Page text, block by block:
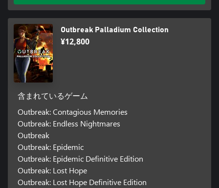
Outbreak Palladium Collection
¥12,800
含まれているゲーム
Outbreak: Contagious Memories
Outbreak: Endless Nightmares
Outbreak
Outbreak: Epidemic
Outbreak: Epidemic Definitive Edition
Outbreak: Lost Hope
Outbreak: Lost Hope Definitive Edition